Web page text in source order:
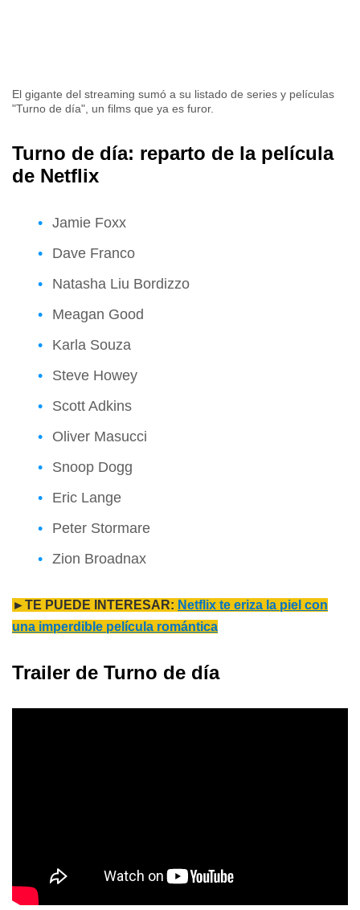
El gigante del streaming sumó a su listado de series y películas
"Turno de día", un films que ya es furor.
Turno de día: reparto de la película
de Netflix
Jamie Foxx
Dave Franco
Natasha Liu Bordizzo
Meagan Good
Karla Souza
Steve Howey
Scott Adkins
Oliver Masucci
Snoop Dogg
Eric Lange
Peter Stormare
Zion Broadnax
►TE PUEDE INTERESAR: Netflix te eriza la piel con
una imperdible película romántica
Trailer de Turno de día